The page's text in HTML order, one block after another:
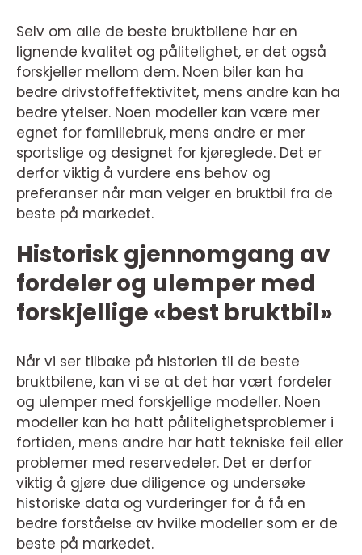
Selv om alle de beste bruktbilene har en
lignende kvalitet og pålitelighet, er det også
forskjeller mellom dem. Noen biler kan ha
bedre drivstoffeffektivitet, mens andre kan ha
bedre ytelser. Noen modeller kan være mer
egnet for familiebruk, mens andre er mer
sportslige og designet for kjøreglede. Det er
derfor viktig å vurdere ens behov og
preferanser når man velger en bruktbil fra de
beste på markedet.
Historisk gjennomgang av
fordeler og ulemper med
forskjellige «best bruktbil»
Når vi ser tilbake på historien til de beste
bruktbilene, kan vi se at det har vært fordeler
og ulemper med forskjellige modeller. Noen
modeller kan ha hatt pålitelighetsproblemer i
fortiden, mens andre har hatt tekniske feil eller
problemer med reservedeler. Det er derfor
viktig å gjøre due diligence og undersøke
historiske data og vurderinger for å få en
bedre forståelse av hvilke modeller som er de
beste på markedet.